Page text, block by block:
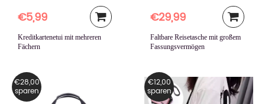
€5,99
Kreditkartenetui mit mehreren
Fächern
€29,99
Faltbare Reisetasche mit großem
Fassungsvermögen
€28,00
sparen
€12,00
sparen